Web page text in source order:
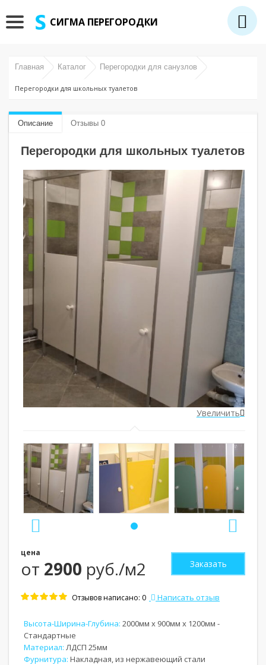
СИГМА ПЕРЕГОРОДКИ
Главная Каталог Перегородки для санузлов
Перегородки для школьных туалетов
Описание Отзывы 0
Перегородки для школьных туалетов
Увеличить
цена
от 2900 руб./м2 Заказать
Отзывов написано: 0 Написать отзыв
Высота-Ширина-Глубина: 2000мм x 900мм x 1200мм -
Стандартные
Материал: ЛДСП 25мм
Фурнитура: Накладная, из нержавеющий стали